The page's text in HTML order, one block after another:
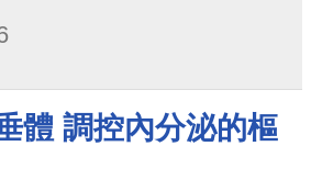
體 調控內分泌的樞